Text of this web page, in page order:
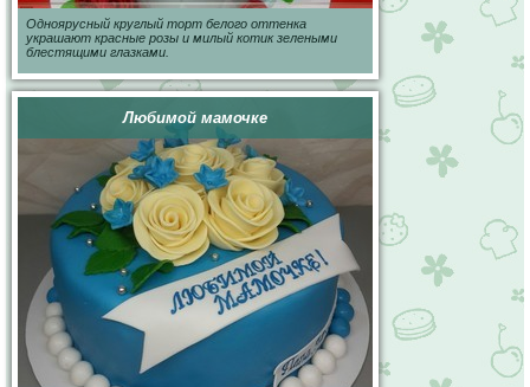
Одноярусный круглый торт белого оттенка
украшают красные розы и милый котик зелеными
блестящими глазками.
Любимой мамочке